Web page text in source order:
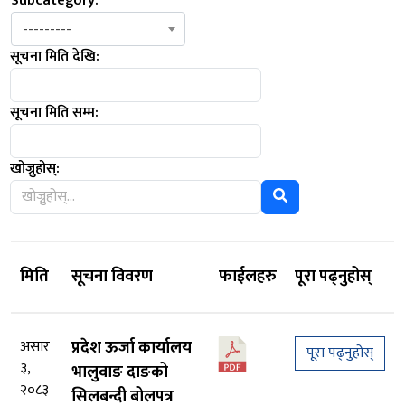
---------
सूचना मिति देखि:
सूचना मिति सम्म:
खोज्नुहोस्:
मिति सूचना विवरण फाईलहरु पूरा पढ्नुहोस्
असार
३,
२०८३
प्रदेश ऊर्जा कार्यालय
भालुवाङ दाङको
सिलबन्दी बोलपत्र
पूरा पढ्नुहोस्